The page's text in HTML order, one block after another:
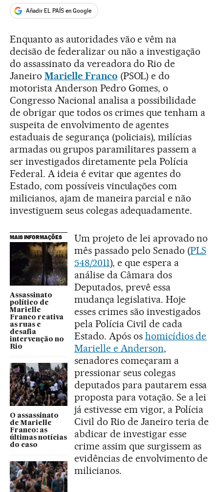
Añadir EL PAÍS en Google
Enquanto as autoridades vão e vêm na
decisão de federalizar ou não a investigação
do assassinato da vereadora do Rio de
Janeiro Marielle Franco (PSOL) e do
motorista Anderson Pedro Gomes, o
Congresso Nacional analisa a possibilidade
de obrigar que todos os crimes que tenham a
suspeita de envolvimento de agentes
estaduais de segurança (policiais), milícias
armadas ou grupos paramilitares passem a
ser investigados diretamente pela Polícia
Federal. A ideia é evitar que agentes do
Estado, com possíveis vinculações com
milicianos, ajam de maneira parcial e não
investiguem seus colegas adequadamente.
MAIS INFORMAÇÕES
Assassinato
político de
Marielle
Franco reativa
as ruas e
desafia
intervenção no
Rio
O assassinato
de Marielle
Franco: as
últimas notícias
do caso
Um projeto de lei aprovado no
mês passado pelo Senado (PLS
548/2011), e que espera a
análise da Câmara dos
Deputados, prevê essa
mudança legislativa. Hoje
esses crimes são investigados
pela Polícia Civil de cada
Estado. Após os homicídios de
Marielle e Anderson,
senadores começaram a
pressionar seus colegas
deputados para pautarem essa
proposta para votação. Se a lei
já estivesse em vigor, a Polícia
Civil do Rio de Janeiro teria de
abdicar de investigar esse
crime assim que surgissem as
evidências de envolvimento de
milicianos.